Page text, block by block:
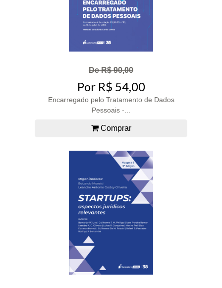
De R$ 90,00
Por R$ 54,00
Encarregado pelo Tratamento de Dados
Pessoais -...
Comprar